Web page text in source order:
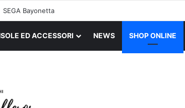
Logitech G PRO X SUPERLIGHT Mouse Gaming Wireless
ED ACCESSORI NEWS SHOP ONLINE